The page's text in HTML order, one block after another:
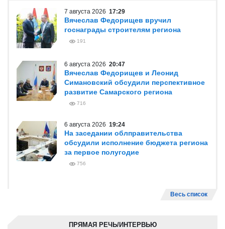
7 августа 2026 17:29
Вячеслав Федорищев вручил
госнаграды строителям региона
191
6 августа 2026 20:47
Вячеслав Федорищев и Леонид
Симановский обсудили перспективное
развитие Самарского региона
716
6 августа 2026 19:24
На заседании облправительства
обсудили исполнение бюджета региона
за первое полугодие
756
Весь список
ПРЯМАЯ РЕЧЬ/ИНТЕРВЬЮ